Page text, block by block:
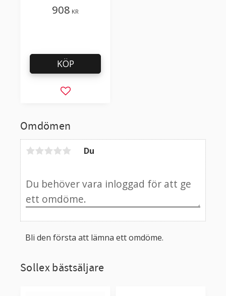
Omdömen
Du
Bli den första att lämna ett omdöme.
plastfilm med få
tillsatser
908 KR
Lägg till i favoriter
KÖP
Sollex bästsäljare